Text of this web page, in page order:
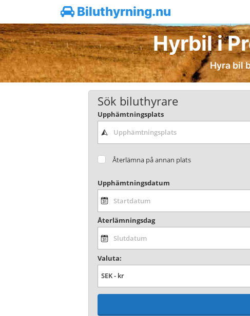
Biluthyrning.nu
Hyrbil i
Hyra bil
Sök biluthyrare
Upphämtningsplats
Återlämna på annan plats
Upphämtningsdatum
Återlämningsdag
Valuta: